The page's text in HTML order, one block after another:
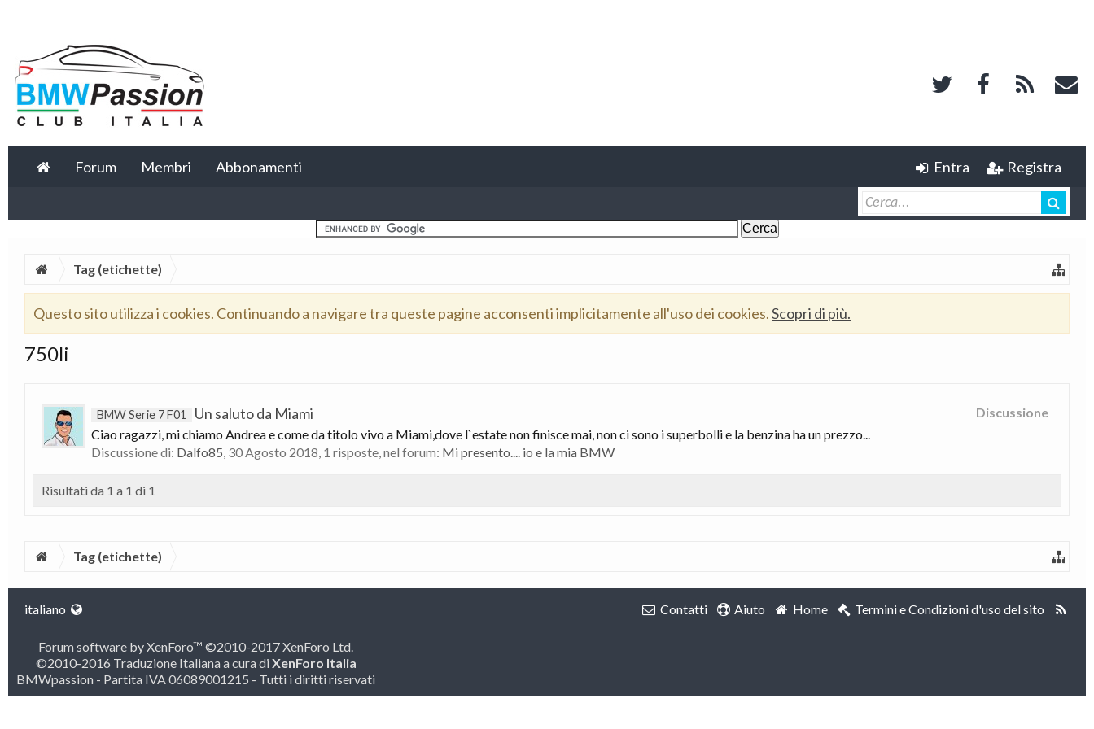
Forum Membri Abbonamenti Entra Registra
Tag (etichette)
Questo sito utilizza i cookies. Continuando a navigare tra queste pagine acconsenti implicitamente all'uso dei cookies.Scopri di più.
750li
Discussione
BMW Serie 7 F01 Un saluto da Miami
Ciao ragazzi, mi chiamo Andrea e come da titolo vivo a Miami,dove l`estate non finisce mai, non ci sono i superbolli e la benzina ha un prezzo...
Discussione di: Dalfo85, 30 Agosto 2018, 1 risposte, nel forum: Mi presento.... io e la mia BMW
Risultati da 1 a 1 di 1
Tag (etichette)
italiano Contatti Aiuto Home Termini e Condizioni d'uso del sito
Forum software by XenForo™ ©2010-2017 XenForo Ltd.
©2010-2016 Traduzione Italiana a cura diXenForo Italia
BMWpassion - Partita IVA 06089001215 - Tutti i diritti riservati